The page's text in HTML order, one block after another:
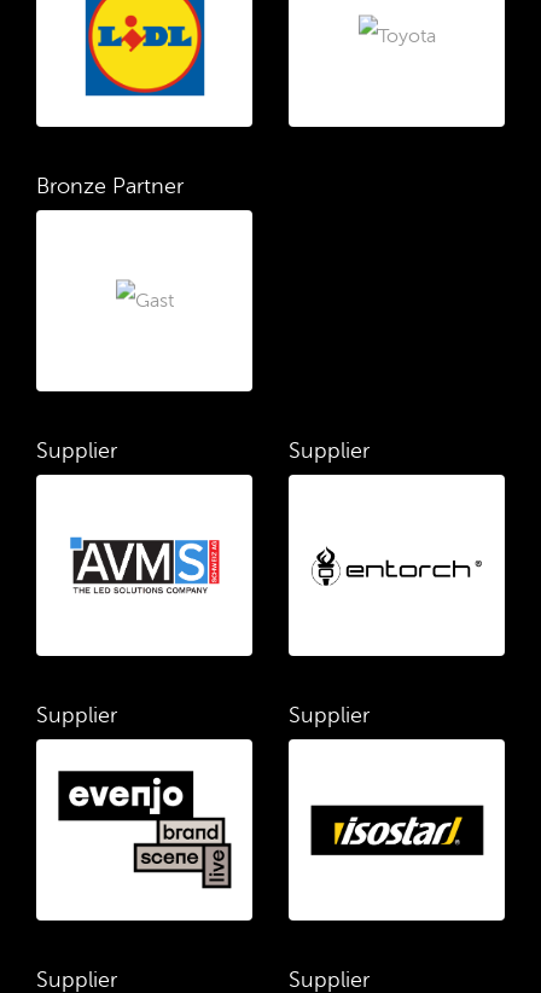
Bronze Partner
Supplier Supplier
Supplier Supplier
Supplier Supplier